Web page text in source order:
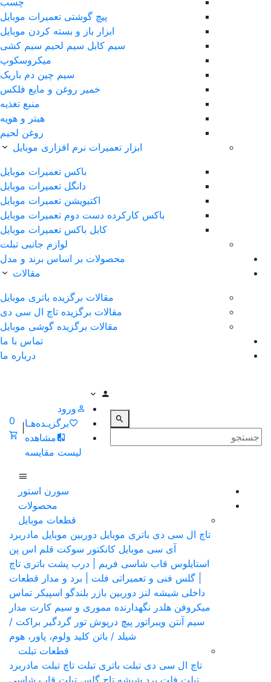
پیچ گوشتی تعمیرات موبایل
ابزار باز و بسته کردن موبایل
سیم کابل سیم لحیم سیم کشی
ميکروسکوپ
سیم چین دم باریک
خمیر روغن و مایع فلکس
منبع تغذیه
هیتر و هویه
روغن لحیم
ابزار تعمیرات نرم افزاری موبایل
باکس تعمیرات موبایل
دانگل تعمیرات موبایل
اکتیویشن تعمیرات موبایل
باکس کارکرده دست دوم تعمیرات موبایل
کابل باکس تعمیرات موبایل
لوازم جانبی تبلت
محصولات بر اساس برند و مدل
مقالات
مقالات برگزیده باتری موبایل
مقالات برگزیده تاچ ال سی دی
مقالات برگزیده گوشی موبایل
تماس با ما
درباره ما
ورود
برگزیـده‌هـا
مشاهده
لیست مقایسه
0
سورن استور
محصولات
قطعات موبایل
تاچ ال سی دی باتری موبایل دوربین موبایل مادربرد
آی سی موبایل کانکتور سوکت قلم اس پن
استایلوس قاب شاسی فریم | درب پشت باتری تاچ
| گلس فنی و تعمیراتی فلت | برد و مدار قطعات
داخلی شیشه لنز دوربین بازر بلندگو اسپیکر تماس
میکروفن هلدر نگهدارنده مموری و سیم کارت مدار
سیم آنتن ویبراتور پیچ درپوش تور گردگیر براکت /
شیلد / باتن کلید ولوم، پاور، هوم
قطعات تبلت
تاچ ال سی دی تبلت باتری تبلت تاچ تبلت مادربرد
تبلت فلت برد شیشه تاچ گلس تبلت قاب شاسی